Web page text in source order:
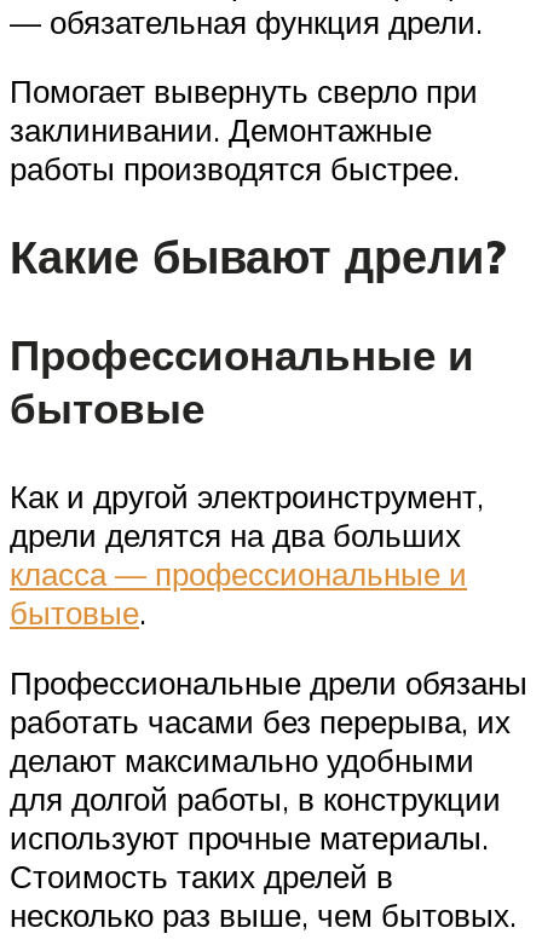
— обязательная функция дрели.
Помогает вывернуть сверло при
заклинивании. Демонтажные
работы производятся быстрее.
Какие бывают дрели?
Профессиональные и
бытовые
Как и другой электроинструмент,
дрели делятся на два больших
класса — профессиональные и
бытовые.
Профессиональные дрели обязаны
работать часами без перерыва, их
делают максимально удобными
для долгой работы, в конструкции
используют прочные материалы.
Стоимость таких дрелей в
несколько раз выше, чем бытовых.